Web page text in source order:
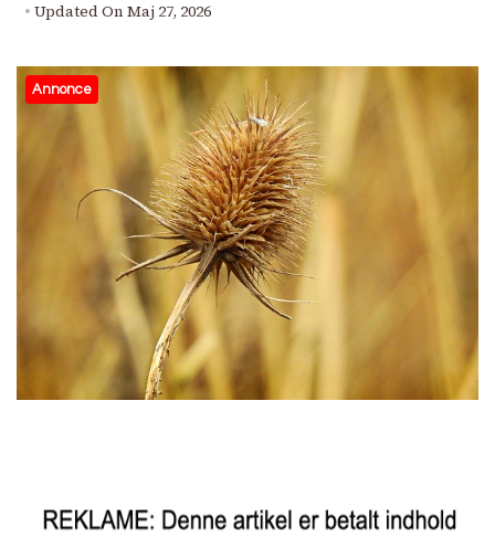
Updated On Maj 27, 2026
Annonce